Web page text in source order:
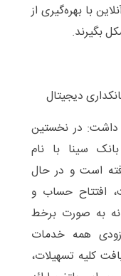
با بهره‌گیری از
بگیرند.
دیجیتال
داشت: در نخستین
سینا با نام
است و در حال
افتتاح حساب و
به صورت برخط
همه خدمات
کلیه تسهیلات،